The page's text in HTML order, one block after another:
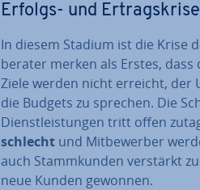
Erfolgs- und Er­trags­kri­se
In diesem Stadium ist die Krise
be­ra­ter merken als Erstes,
Ziele werden nicht erreicht, der
die Budgets zu sprechen. Die
Dienst­leis­tun­gen tritt offen
schlecht und Mit­be­wer­ber
auch Stamm­kun­den verstärkt
neue Kunden gewonnen.